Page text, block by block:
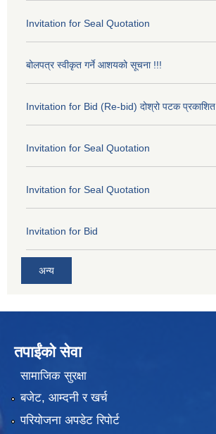
Invitation for Seal Quotation
बोलपत्र स्वीकृत गर्ने आशयको सूचना !!!
Invitation for Bid (Re-bid) दोश्रो पटक प्रकाशित
Invitation for Seal Quotation
Invitation for Seal Quotation
Invitation for Bid
अन्य
तपाईंको सेवा
सामाजिक सुरक्षा
बजेट, आम्दनी र खर्च
परियोजना अपडेट रिपोर्ट